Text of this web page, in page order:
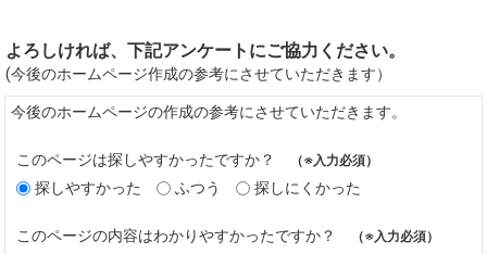
よろしければ、下記アンケートにご協力ください。
(今後のホームページ作成の参考にさせていただきます）
今後のホームページの作成の参考にさせていただきます。
このページは探しやすかったですか？ （※入力必須）
探しやすかった ふつう 探しにくかった
このページの内容はわかりやすかったですか？ （※入力必須）